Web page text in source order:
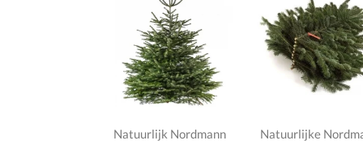
Natuurlijk Nordmann Natuurlijke